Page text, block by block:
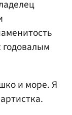
годовалым
и море. Я